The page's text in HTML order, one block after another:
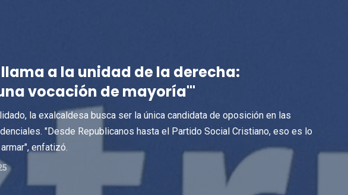
a la unidad de la derecha:
vocación de mayoría'"
la exalcaldesa busca ser la única candidata de oposición en las
"Desde Republicanos hasta el Partido Social Cristiano, eso es lo
enfatizó.